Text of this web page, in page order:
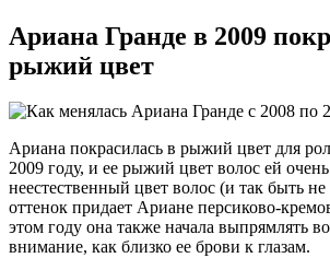
Ариана Гранде в 2009
рыжий цвет
Ариана покрасилась в рыжий цвет для
2009 году, и ее рыжий цвет волос ей
неестественный цвет волос (и так быть
оттенок придает Ариане персиково-
этом году она также начала выпрямлять
внимание, как близко ее брови к глазам.